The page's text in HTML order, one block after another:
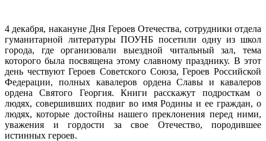
4 декабря, накануне Дня Героев Отечества, сотрудники отдела
гуманитарной литературы ПОУНБ посетили одну из школ
города, где организовали выездной читальный зал, тема
которого была посвящена этому славному празднику. В этот
день чествуют Героев Советского Союза, Героев Российской
Федерации, полных кавалеров ордена Славы и кавалеров
ордена Святого Георгия. Книги расскажут подросткам о
людях, совершивших подвиг во имя Родины и ее граждан, о
людях, которые достойны нашего преклонения перед ними,
уважения и гордости за свое Отечество, породившее
истинных героев.